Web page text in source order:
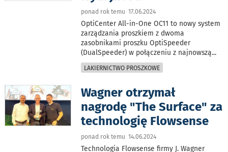
ponad rok temu 17.06.2024
OptiCenter All-in-One OC11 to nowy system
zarządzania proszkiem z dwoma
zasobnikami proszku OptiSpeeder
(DualSpeeder) w połączeniu z najnowszą...
LAKIERNICTWO PROSZKOWE
Wagner otrzymał
nagrodę "The Surface" za
technologię Flowsense
ponad rok temu 14.06.2024
Technologia Flowsense firmy J. Wagner